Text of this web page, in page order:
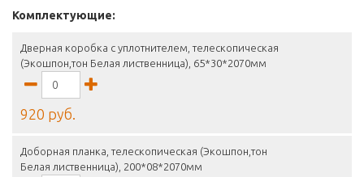
Комплектующие:
Дверная коробка с уплотнителем, телескопическая
(Экошпон,тон Белая лиственница), 65*30*2070мм
920 руб.
Доборная планка, телескопическая (Экошпон,тон
Белая лиственница), 200*08*2070мм